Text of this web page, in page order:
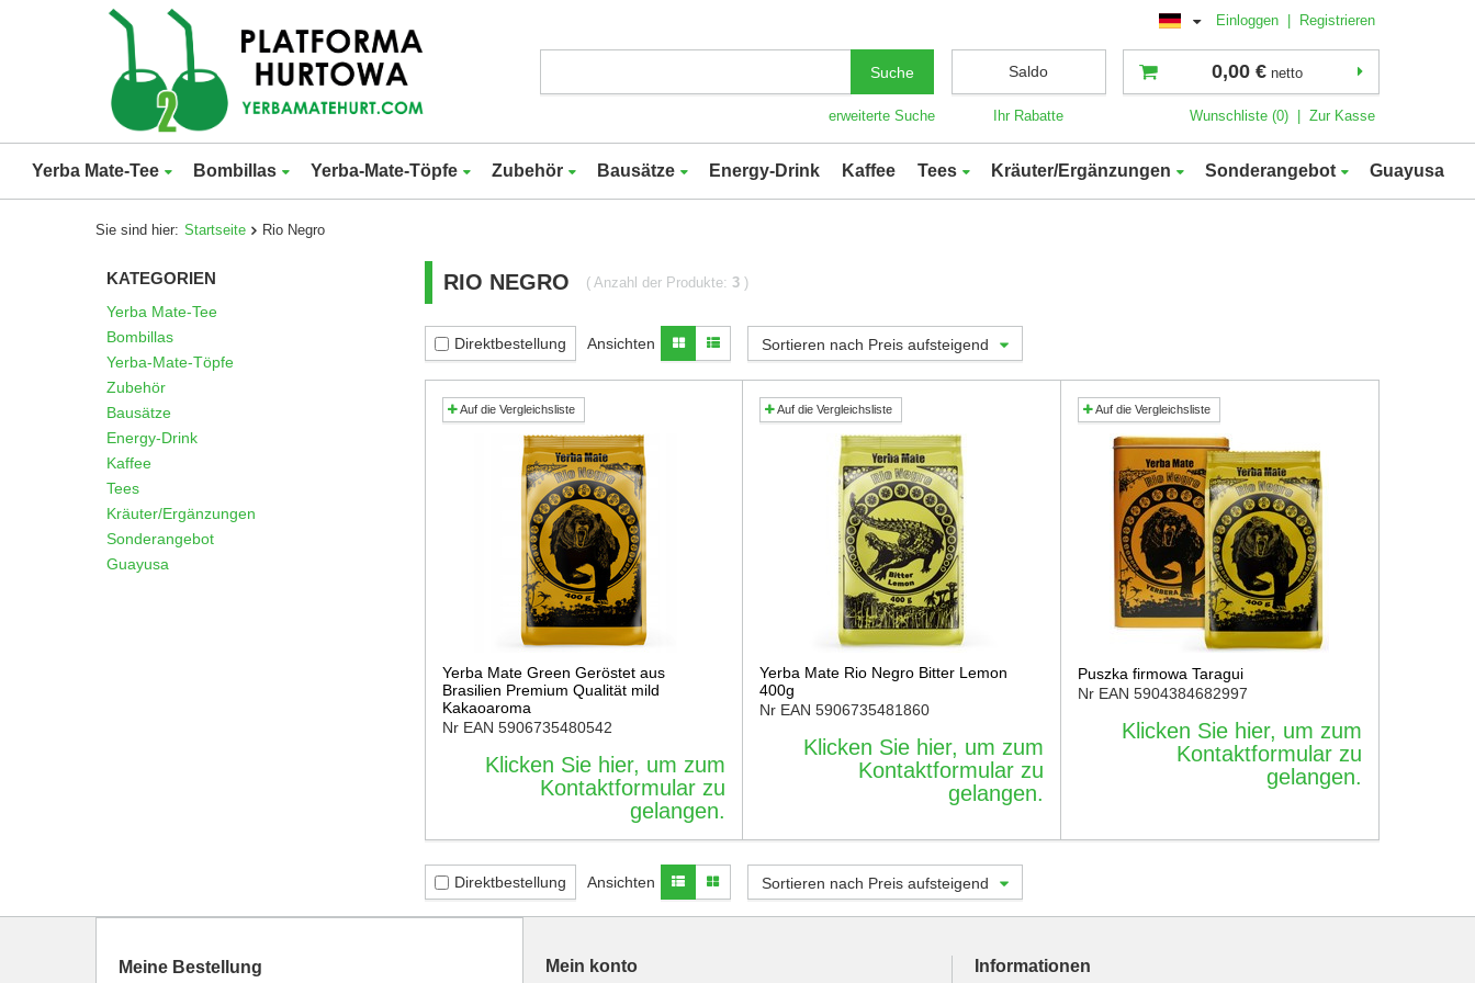
Einloggen | Registrieren
Suche
erweiterte Suche
Saldo
Ihr Rabatte
0,00 € netto
Wunschliste (0) Zur Kasse
Yerba Mate-Tee Bombillas Yerba-Mate-Töpfe Zubehör Bausätze Energy-Drink Kaffee Tees Kräuter/Ergänzungen Sonderangebot Guayusa
Sie sind hier: Startseite Rio Negro
KATEGORIEN
Yerba Mate-Tee
Bombillas
Yerba-Mate-Töpfe
Zubehör
Bausätze
Energy-Drink
Kaffee
Tees
Kräuter/Ergänzungen
Sonderangebot
Guayusa
RIO NEGRO ( Anzahl der Produkte: 3 )
Direktbestellung Ansichten Sortieren nach Preis aufsteigend
Auf die Vergleichsliste
Yerba Mate Green Geröstet aus
Brasilien Premium Qualität mild
Kakaoaroma
Nr EAN 5906735480542
Klicken Sie hier, um zum
Kontaktformular zu
gelangen.
Auf die Vergleichsliste
Yerba Mate Rio Negro Bitter Lemon
400g
Nr EAN 5906735481860
Klicken Sie hier, um zum
Kontaktformular zu
gelangen.
Auf die Vergleichsliste
Puszka firmowa Taragui
Nr EAN 5904384682997
Klicken Sie hier, um zum
Kontaktformular zu
gelangen.
Direktbestellung Ansichten Sortieren nach Preis aufsteigend
Meine Bestellung Mein konto Informationen